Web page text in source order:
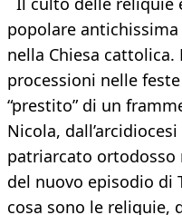
popolare
nella Chiesa cattolica.
processioni nelle
“prestito” di un
Nicola,
patriarcato ortodosso
del nuovo episodio di
cosa sono le reliquie,